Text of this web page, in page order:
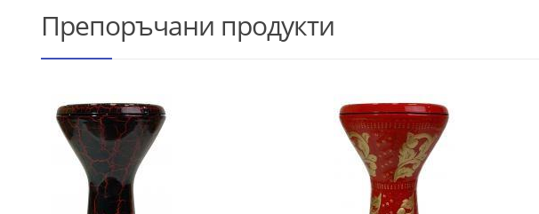
Препоръчани продукти